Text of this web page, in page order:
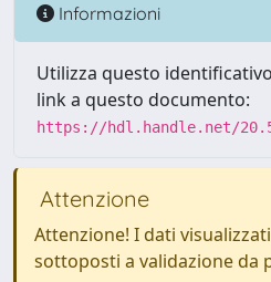
Informazioni
Utilizza questo
link a questo documento:
https://hdl.handle.net/
Attenzione
Attenzione! I dati
sottoposti a validazione da